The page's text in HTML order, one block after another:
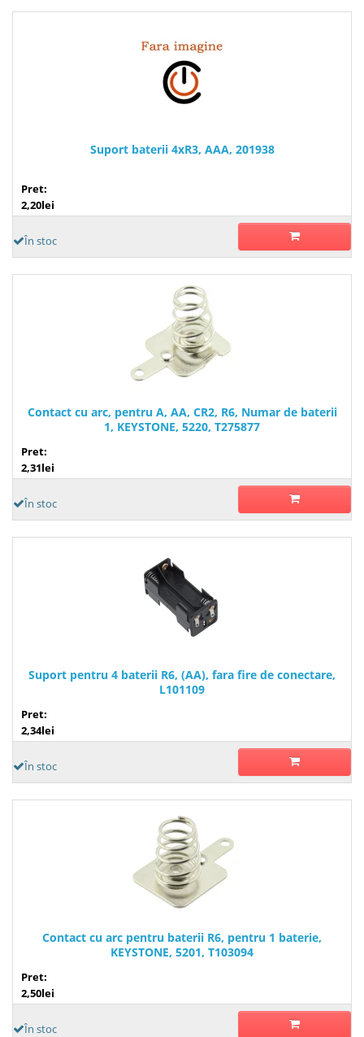
Suport baterii 4xR3, AAA, 201938
Pret:
2,20lei
În stoc
Contact cu arc, pentru A, AA, CR2, R6, Numar de baterii
1, KEYSTONE, 5220, T275877
Pret:
2,31lei
În stoc
Suport pentru 4 baterii R6, (AA), fara fire de conectare,
L101109
Pret:
2,34lei
În stoc
Contact cu arc pentru baterii R6, pentru 1 baterie,
KEYSTONE, 5201, T103094
Pret:
2,50lei
În stoc